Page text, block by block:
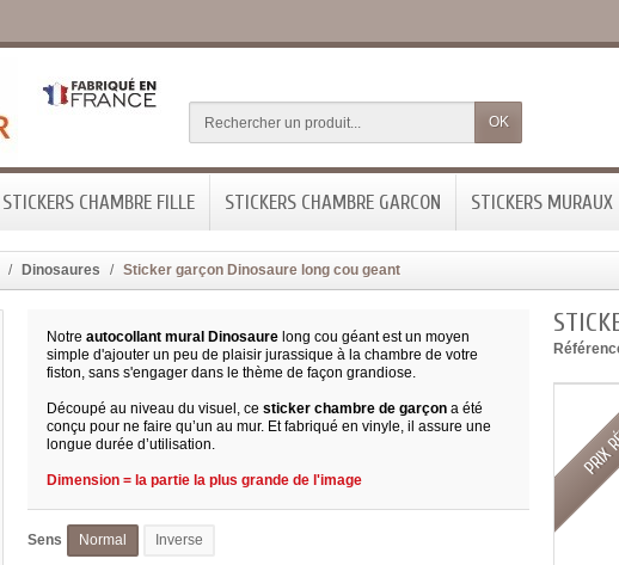
OK
STICKERS CHAMBRE FILLE STICKERS CHAMBRE GARCON STICKERS MURAUX
Dinosaures Sticker garçon Dinosaure long cou geant
Notre autocollant mural Dinosaure long cou géant est un moyen
simple d'ajouter un peu de plaisir jurassique à la chambre de votre
fiston, sans s'engager dans le thème de façon grandiose.
Découpé au niveau du visuel, cesticker chambre de garçon a été
conçu pour ne faire qu’un au mur. Et fabriqué en vinyle, il assure une
longue durée d’utilisation.
Dimension = la partie la plus grande de l'image
Sens Normal Inverse